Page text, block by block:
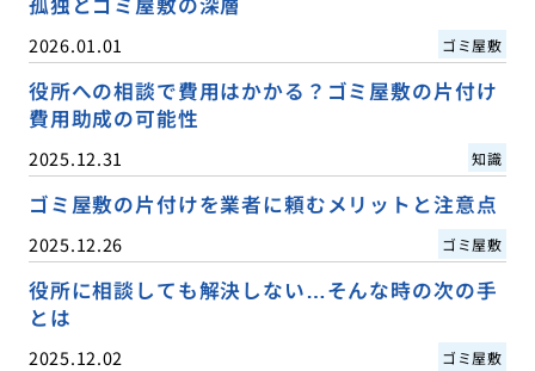
2026.01.01 ゴミ屋敷
役所への相談で費用はかかる？ゴミ屋敷の片付け
費用助成の可能性
2025.12.31 知識
ゴミ屋敷の片付けを業者に頼むメリットと注意点
2025.12.26 ゴミ屋敷
役所に相談しても解決しない…そんな時の次の手
とは
2025.12.02 ゴミ屋敷